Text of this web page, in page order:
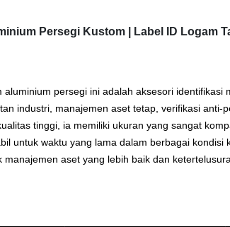
Persegi Kustom | Label ID Logam
aluminium persegi ini adalah aksesori
industri, manajemen aset tetap, verifikasi
tinggi, ia memiliki ukuran yang sangat
untuk waktu yang lama dalam berbagai
manajemen aset yang lebih baik dan